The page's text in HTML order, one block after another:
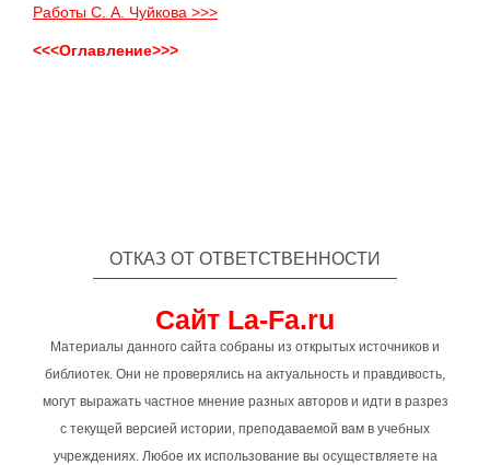
Работы С. А. Чуйкова >>>
<<<Оглавление>>>
ОТКАЗ ОТ ОТВЕТСТВЕННОСТИ
Сайт La-Fa.ru
Материалы данного сайта собраны из открытых источников и
библиотек. Они не проверялись на актуальность и правдивость,
могут выражать частное мнение разных авторов и идти в разрез
с текущей версией истории, преподаваемой вам в учебных
учреждениях. Любое их использование вы осуществляете на